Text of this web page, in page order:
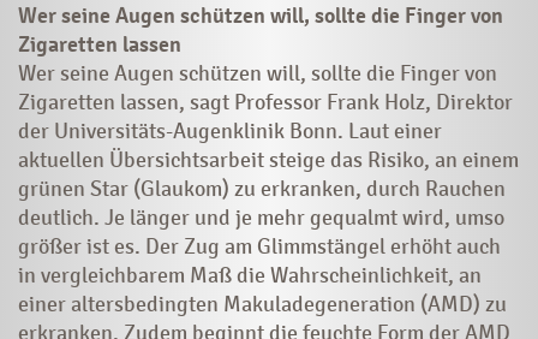
Wer seine Augen schützen will, sollte die Finger von
Zigaretten lassen
Wer seine Augen schützen will, sollte die Finger von
Zigaretten lassen, sagt Professor Frank Holz, Direktor
der Universitäts-Augenklinik Bonn. Laut einer
aktuellen Übersichtsarbeit steige das Risiko, an einem
grünen Star (Glaukom) zu erkranken, durch Rauchen
deutlich. Je länger und je mehr gequalmt wird, umso
größer ist es. Der Zug am Glimmstängel erhöht auch
in vergleichbarem Maß die Wahrscheinlichkeit, an
einer altersbedingten Makuladegeneration (AMD) zu
erkranken. Zudem beginnt die feuchte Form der AMD